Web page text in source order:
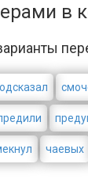
в
чаевых